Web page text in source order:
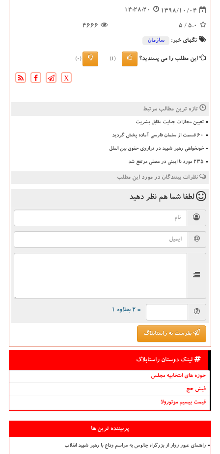
1398/10/04
14:28:20
5.0
/ 5
4666
تگهای خبر: سازمان
این مطلب را می پسندید؟ (1)
(0)
X
تازه ترین مطالب مرتبط
تعیین مجازات جنایت مقابل بشریت
۶۰ قسمت از سلمان فارسی آماده پخش گردید
خونخواهی رهبر شهید در ترازوی حقوق بین الملل
235 مورد نا ایمنی در مصلی مرتفع شد
نظرات بینندگان در مورد این مطلب
لطفا شما هم نظر دهید
= ۲ بعلاوه ۱
بفرست به راستابلاگ
لینک دوستان راستابلاگ
حوزه های انتخابیه مجلس
فیش حج
قیمت بیسیم موتورولا
پربیننده ترین ها
راهنمای عبور زوار از بزرگراه چالوس به مراسم وداع با رهبر شهید انقلاب